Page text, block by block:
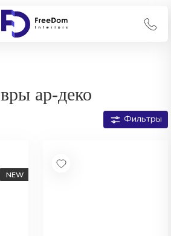
ар-деко
Фильтры